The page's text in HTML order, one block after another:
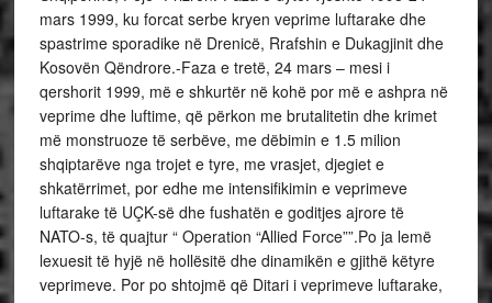
mars 1999, ku forcat serbe kryen veprime luftarake dhe
spastrime sporadike në Drenicë, Rrafshin e Dukagjinit dhe
Kosovën Qëndrore.-Faza e tretë, 24 mars – mesi i
qershorit 1999, më e shkurtër në kohë por më e ashpra në
veprime dhe luftime, që përkon me brutalitetin dhe krimet
më monstruoze të serbëve, me dëbimin e 1.5 milion
shqiptarëve nga trojet e tyre, me vrasjet, djegiet e
shkatërrimet, por edhe me intensifikimin e veprimeve
luftarake të UÇK-së dhe fushatën e goditjes ajrore të
NATO-s, të quajtur “ Operation “Allied Force””.Po ja lemë
lexuesit të hyjë në hollësitë dhe dinamikën e gjithë këtyre
veprimeve. Por po shtojmë që Ditari i veprimeve luftarake,